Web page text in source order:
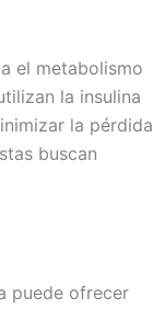
el metabolismo
la insulina
la pérdida
buscan
puede ofrecer